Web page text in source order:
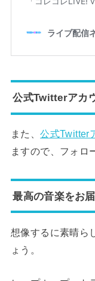
公式Twitterアカ
また、公式Twitter
ますので、フォロ
最高の音楽をお
想像するに素晴ら
ょう。